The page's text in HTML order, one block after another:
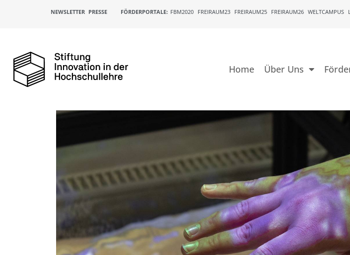
NEWSLETTER PRESSE FÖRDERPORTALE: FBM2020 FREIRAUM23 FREIRAUM25 FREIRAUM26 WELTCAMPUS
Home Über Uns